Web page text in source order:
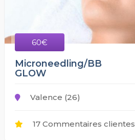
60€
Microneedling/BB
GLOW
Valence (26)
17 Commentaires clientes